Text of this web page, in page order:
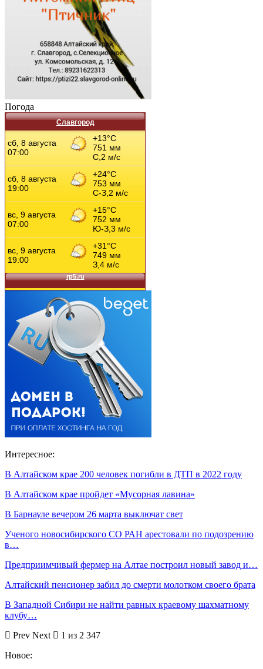
Погода
Славгород
Интересное:
В Алтайском крае 200 человек погибли в ДТП в 2022 году
В Алтайском крае пройдет «Мусорная лавина»
В Барнауле вечером 26 марта выключат свет
Ученого новосибирского СО РАН арестовали по подозрению
в…
Предприимчивый фермер на Алтае построил новый завод и…
Алтайский пенсионер забил до смерти молотком своего брата
В Западной Сибири не найти равных краевому шахматному
клубу…
Prev Next
1 из 2 347
Новое: